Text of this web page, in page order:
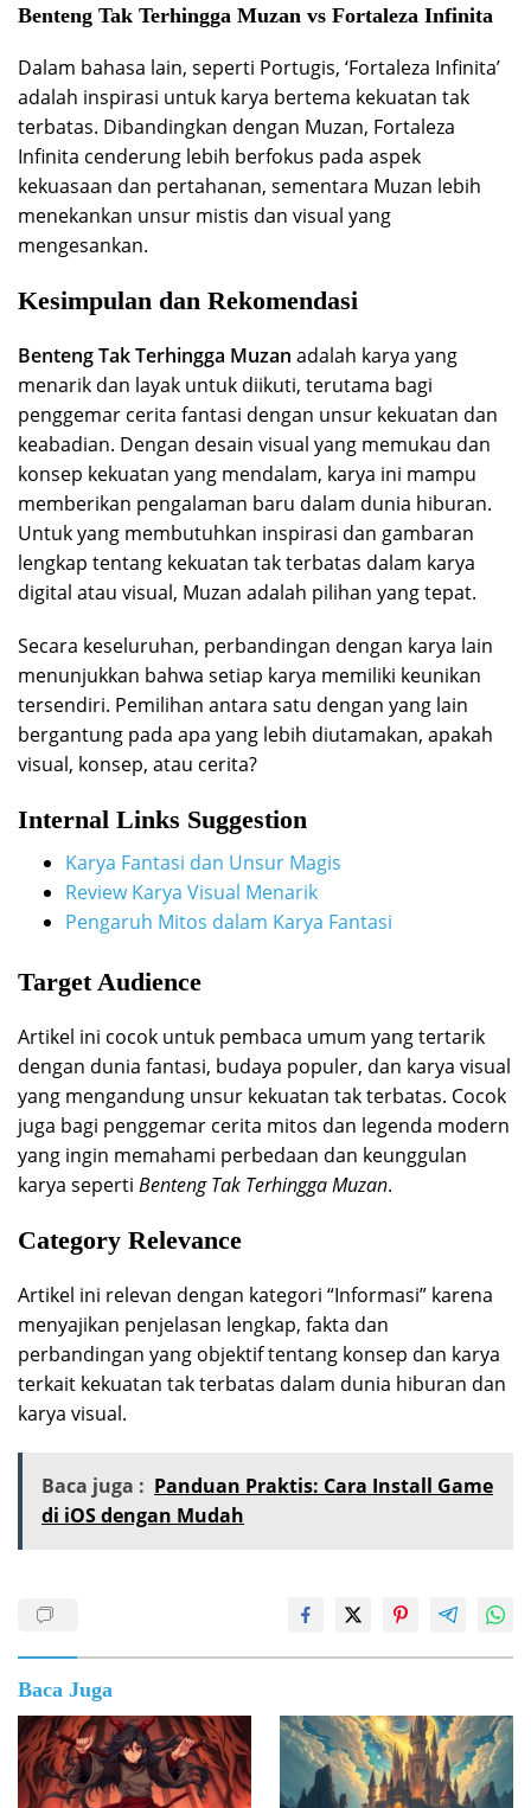
Benteng Tak Terhingga Muzan vs Fortaleza Infinita
Dalam bahasa lain, seperti Portugis, ‘Fortaleza Infinita’
adalah inspirasi untuk karya bertema kekuatan tak
terbatas. Dibandingkan dengan Muzan, Fortaleza
Infinita cenderung lebih berfokus pada aspek
kekuasaan dan pertahanan, sementara Muzan lebih
menekankan unsur mistis dan visual yang
mengesankan.
Kesimpulan dan Rekomendasi
Benteng Tak Terhingga Muzan adalah karya yang
menarik dan layak untuk diikuti, terutama bagi
penggemar cerita fantasi dengan unsur kekuatan dan
keabadian. Dengan desain visual yang memukau dan
konsep kekuatan yang mendalam, karya ini mampu
memberikan pengalaman baru dalam dunia hiburan.
Untuk yang membutuhkan inspirasi dan gambaran
lengkap tentang kekuatan tak terbatas dalam karya
digital atau visual, Muzan adalah pilihan yang tepat.
Secara keseluruhan, perbandingan dengan karya lain
menunjukkan bahwa setiap karya memiliki keunikan
tersendiri. Pemilihan antara satu dengan yang lain
bergantung pada apa yang lebih diutamakan, apakah
visual, konsep, atau cerita?
Internal Links Suggestion
Karya Fantasi dan Unsur Magis
Review Karya Visual Menarik
Pengaruh Mitos dalam Karya Fantasi
Target Audience
Artikel ini cocok untuk pembaca umum yang tertarik
dengan dunia fantasi, budaya populer, dan karya visual
yang mengandung unsur kekuatan tak terbatas. Cocok
juga bagi penggemar cerita mitos dan legenda modern
yang ingin memahami perbedaan dan keunggulan
karya seperti Benteng Tak Terhingga Muzan.
Category Relevance
Artikel ini relevan dengan kategori “Informasi” karena
menyajikan penjelasan lengkap, fakta dan
perbandingan yang objektif tentang konsep dan karya
terkait kekuatan tak terbatas dalam dunia hiburan dan
karya visual.
Baca juga : Panduan Praktis: Cara Install Game
di iOS dengan Mudah
Baca Juga